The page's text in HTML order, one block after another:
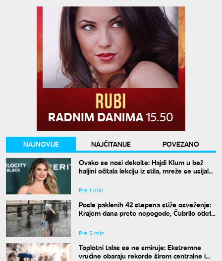
NAJNOVIJE NAJČITANIJE
POVEZANO
Ovako se nosi dekolte: Hajdi Klum u bež
haljini očitala lekciju iz stila, mreže se usijale
Pre 1 min
Posle paklenih 42 stepena stiže osveženje:
Krajem dana prete nepogode, Čubrilo otkrio
Pre 5 min
Toplotni talas se ne smiruje: Ekstremne
vrućine obaraju rekorde širom centralne i